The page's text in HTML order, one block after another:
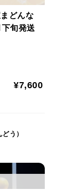
めですと20
まどんな
旬発送
¥7,600
う）